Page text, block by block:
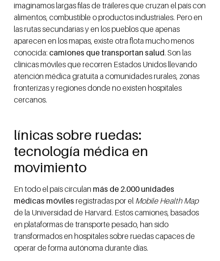
imaginamos largas filas de tráileres que cruzan el país con
alimentos, combustible o productos industriales. Pero en
las rutas secundarias y en los pueblos que apenas
aparecen en los mapas, existe otra flota mucho menos
conocida: camiones que transportan salud. Son las
clínicas móviles que recorren Estados Unidos llevando
atención médica gratuita a comunidades rurales, zonas
fronterizas y regiones donde no existen hospitales
cercanos.
línicas sobre ruedas:
tecnología médica en
movimiento
En todo el país circulan más de 2.000 unidades
médicas móviles registradas por el Mobile Health Map
de la Universidad de Harvard. Estos camiones, basados
en plataformas de transporte pesado, han sido
transformados en hospitales sobre ruedas capaces de
operar de forma autónoma durante días.